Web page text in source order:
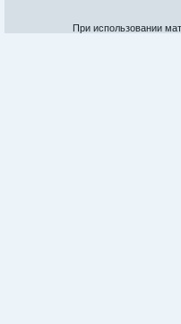
При использовании